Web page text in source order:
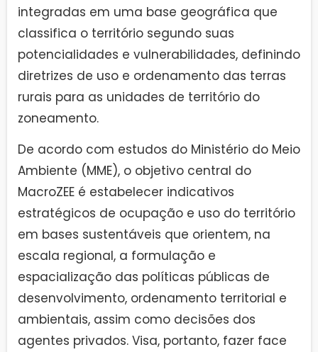
integradas em uma base geográfica que
classifica o território segundo suas
potencialidades e vulnerabilidades, definindo
diretrizes de uso e ordenamento das terras
rurais para as unidades de território do
zoneamento.
De acordo com estudos do Ministério do Meio
Ambiente (MME), o objetivo central do
MacroZEE é estabelecer indicativos
estratégicos de ocupação e uso do território
em bases sustentáveis que orientem, na
escala regional, a formulação e
espacialização das políticas públicas de
desenvolvimento, ordenamento territorial e
ambientais, assim como decisões dos
agentes privados. Visa, portanto, fazer face